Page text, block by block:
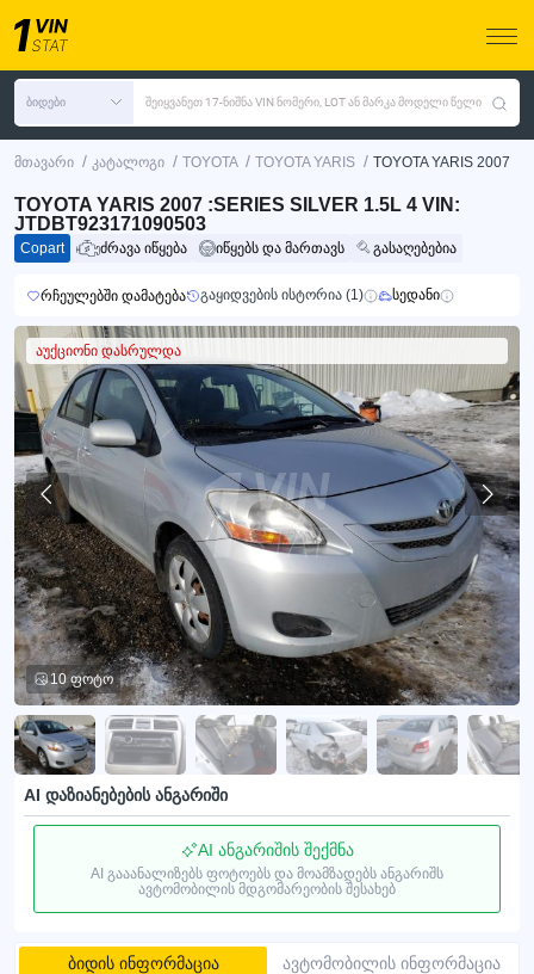
ბიდები შეიყვანეთ 17-ნიშნა VIN ნომერი, LOT ან მარკა მოდელი წელი
მთავარი / კატალოგი / TOYOTA / TOYOTA YARIS / TOYOTA YARIS 2007
TOYOTA YARIS 2007 :SERIES SILVER 1.5L 4 VIN:
JTDBT923171090503
Copart ძრავა იწყება იწყებს და მართავს გასაღებებია
რჩეულებში დამატება გაყიდვების ისტორია (1) სედანი
აუქციონი დასრულდა
10 ფოტო
AI დაზიანებების ანგარიში
AI ანგარიშის შექმნა
AI გააანალიზებს ფოტოებს და მოამზადებს ანგარიშს
ავტომობილის მდგომარეობის შესახებ
ბიდის ინფორმაცია ავტომობილის ინფორმაცია